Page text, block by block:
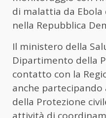
di malattia da Ebola
nella Repubblica
Il ministero della
Dipartimento della
contatto con la
anche
della Protezione